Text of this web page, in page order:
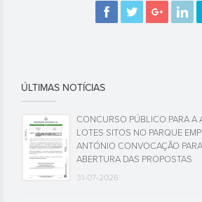
ÚLTIMAS NOTÍCIAS
CONCURSO PÚBLICO PARA A
LOTES SITOS NO PARQUE
ANTÓNIO CONVOCAÇÃO
ABERTURA DAS PROPOSTAS
31-07-2026